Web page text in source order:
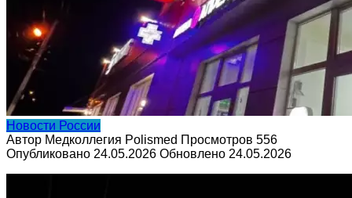
Новости России
Автор Медколлегия Polismed Просмотров 556
Опубликовано 24.05.2026 Обновлено 24.05.2026